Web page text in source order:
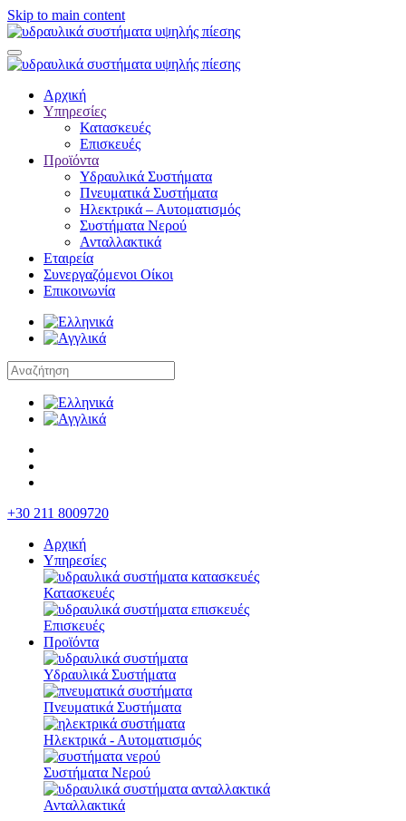
Skip to main content
Αρχική
Υπηρεσίες
Κατασκευές
Επισκευές
Προϊόντα
Υδραυλικά Συστήματα
Πνευματικά Συστήματα
Ηλεκτρικά – Αυτοματισμός
Συστήματα Νερού
Ανταλλακτικά
Εταιρεία
Συνεργαζόμενοι Οίκοι
Επικοινωνία
+30 211 8009720
Αρχική
Υπηρεσίες
Κατασκευές
Επισκευές
Προϊόντα
Υδραυλικά Συστήματα
Πνευματικά Συστήματα
Ηλεκτρικά - Αυτοματισμός
Συστήματα Νερού
Ανταλλακτικά